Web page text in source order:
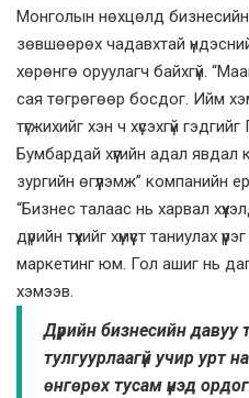
Монголын нөхцөлд бизнесийн
зөвшөөрөх чадавхтай
хөрөнгө оруулагч байхгүй.
сая төгрөгөөр босдог. Ийм
түгжихийг хэн ч хүсэхгүй
Бумбардай хүүгийн адал явдал
зургийн өгүүлэмж” компанийн
“Бизнес талаас нь харвал
дүрийн түүхийг хүмүүст таниулах
маркетинг юм. Гол ашиг нь
хэмээв.
Дүрийн бизнесийн давуу
тулгуурлаагүй учир урт
өнгөрөх тусам үнэд